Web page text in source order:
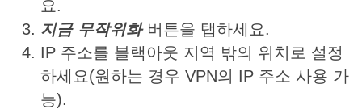
요.
지금 무작위화버튼을 탭하세요.
IP 주소를 블랙아웃 지역 밖의 위치로 설정
하세요(원하는 경우 VPN의 IP 주소 사용 가
능).